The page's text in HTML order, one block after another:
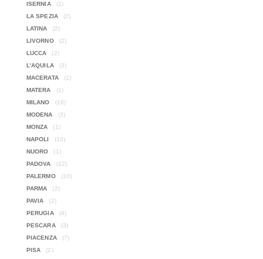
ISERNIA
(1)
LA SPEZIA
(2)
LATINA
(2)
LIVORNO
(2)
LUCCA
(2)
L’AQUILA
(3)
MACERATA
(1)
MATERA
(1)
MILANO
(18)
MODENA
(3)
MONZA
(1)
NAPOLI
(10)
NUORO
(1)
PADOVA
(12)
PALERMO
(10)
PARMA
(2)
PAVIA
(2)
PERUGIA
(4)
PESCARA
(3)
PIACENZA
(7)
PISA
(2)